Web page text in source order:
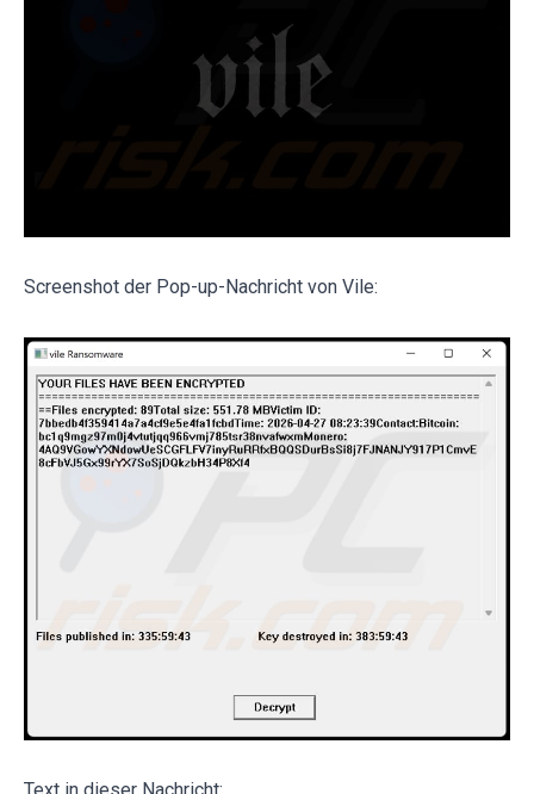
Screenshot der Pop-up-Nachricht von Vile: